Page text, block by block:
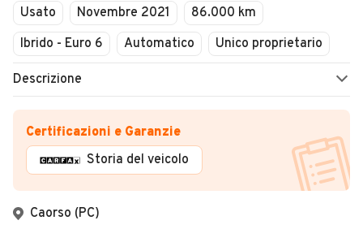
Usato Novembre 2021
86.000 km
Ibrido - Euro 6
Automatico Unico proprietario
Descrizione
Certificazioni e Garanzie
Storia del veicolo
Caorso (PC)